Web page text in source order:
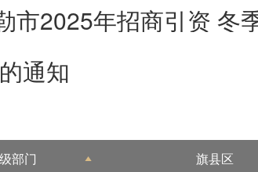
通知
部门 旗县区